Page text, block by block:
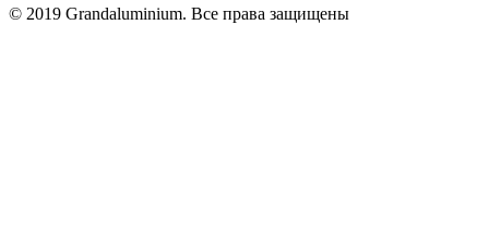
© 2019 Grandaluminium. Все права защищены